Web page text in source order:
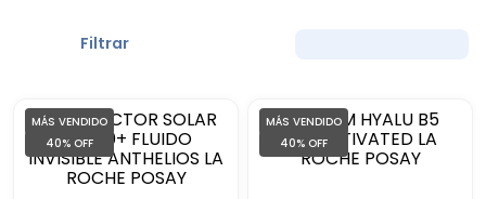
Filtrar
MÁS VENDIDO
40% OFF
MÁS VENDIDO
40% OFF